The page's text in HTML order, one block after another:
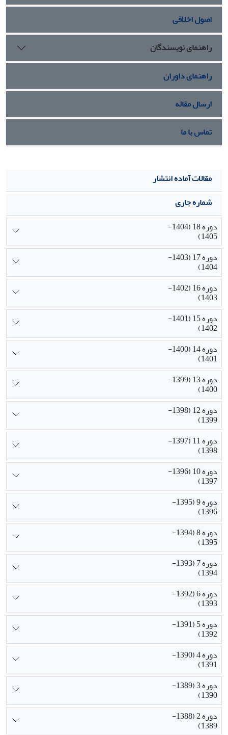
داشته، دامنه گسترده‌تری پیداکرده‌ و ناشران توانسته‌اند بازار
بهتری را برای آثار او بیافرینند.
اصول اخلاقی
راهنمای نویسندگان
راهنمای داوران
ارسال مقاله
تماس با ما
مقالات آماده انتشار
شماره جاری
دوره 18 (1404-
1405)
دوره 17 (1403-
1404)
دوره 16 (1402-
1403)
دوره 15 (1401-
1402)
دوره 14 (1400-
1401)
دوره 13 (1399-
1400)
دوره 12 (1398-
1399)
دوره 11 (1397-
1398)
دوره 10 (1396-
1397)
دوره 9 (1395-
1396)
دوره 8 (1394-
1395)
دوره 7 (1393-
1394)
دوره 6 (1392-
1393)
دوره 5 (1391-
1392)
دوره 4 (1390-
1391)
دوره 3 (1389-
1390)
دوره 2 (1388-
1389)